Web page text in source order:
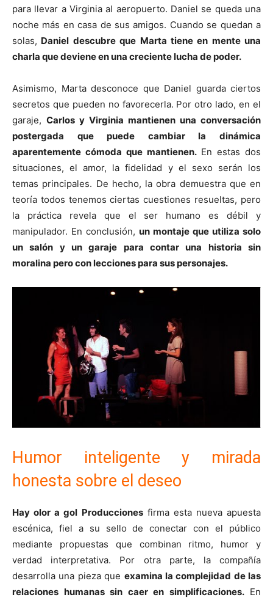
para llevar a Virginia al aeropuerto. Daniel se queda una
noche más en casa de sus amigos. Cuando se quedan a
solas, Daniel descubre que Marta tiene en mente una
charla que deviene en una creciente lucha de poder.
Asimismo, Marta desconoce que Daniel guarda ciertos
secretos que pueden no favorecerla. Por otro lado, en el
garaje, Carlos y Virginia mantienen una conversación
postergada que puede cambiar la dinámica
aparentemente cómoda que mantienen.En estas dos
situaciones, el amor, la fidelidad y el sexo serán los
temas principales. De hecho, la obra demuestra que en
teoría todos tenemos ciertas cuestiones resueltas, pero
la práctica revela que el ser humano es débil y
manipulador. En conclusión, un montaje que utiliza solo
un salón y un garaje para contar una historia sin
moralina pero con lecciones para sus personajes.
Humor inteligente y mirada
honesta sobre el deseo
Hay olor a gol Produccionesfirma esta nueva apuesta
escénica, fiel a su sello de conectar con el público
mediante propuestas que combinan ritmo, humor y
verdad interpretativa. Por otra parte, la compañía
desarrolla una pieza que examina la complejidad de las
relaciones humanas sin caer en simplificaciones.En